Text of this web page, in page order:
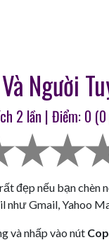
Người
2 lần | Điểm: 0 (0
đẹp nếu bạn chèn
Gmail, Yahoo
và nhấp vào nút